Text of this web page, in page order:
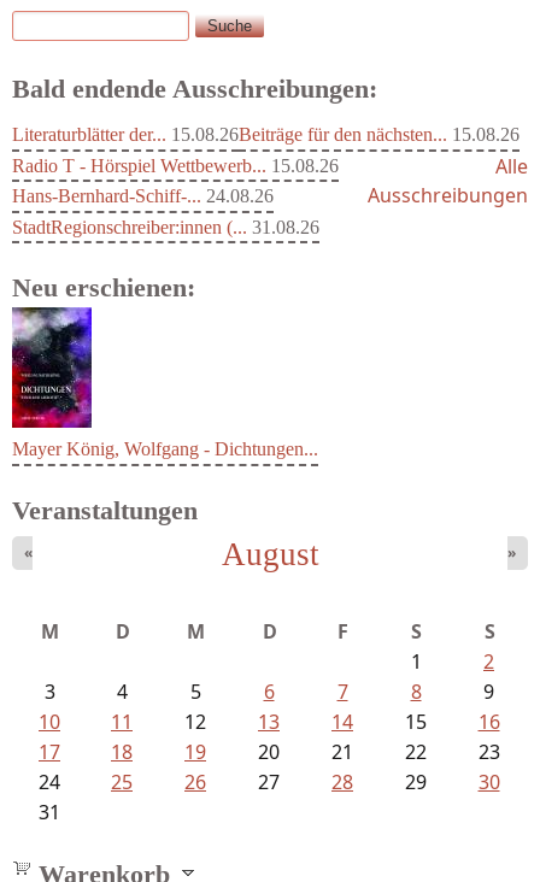
Suchformular
Suche
Bald endende Ausschreibungen:
Literaturblätter der... 15.08.26Beiträge für den nächsten... 15.08.26
Radio T - Hörspiel Wettbewerb... 15.08.26
Hans-Bernhard-Schiff-... 24.08.26
StadtRegionschreiber:innen (... 31.08.26
Alle
Ausschreibungen
Neu erschienen:
Mayer König, Wolfgang - Dichtungen...
Veranstaltungen
August
« »
M D M D F S
S
1
2
3
4 5 6 7 8
9
10
11 12 13 14 15
16
17
18 19 20 21 22
23
24
25 26 27 28 29
30
31
Warenkorb